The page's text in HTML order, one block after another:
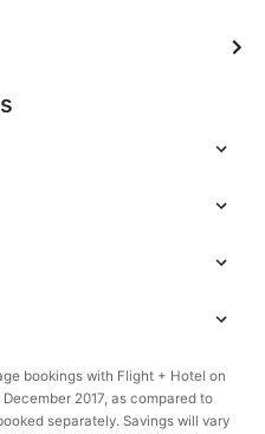
bookings with Flight + Hotel on
2017, as compared to
separately. Savings will vary